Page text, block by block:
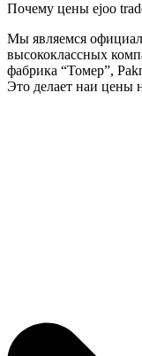
Почему цены ejoo
Мы являемся
высококлассных
фабрика “Томер”,
Это делает наи цены